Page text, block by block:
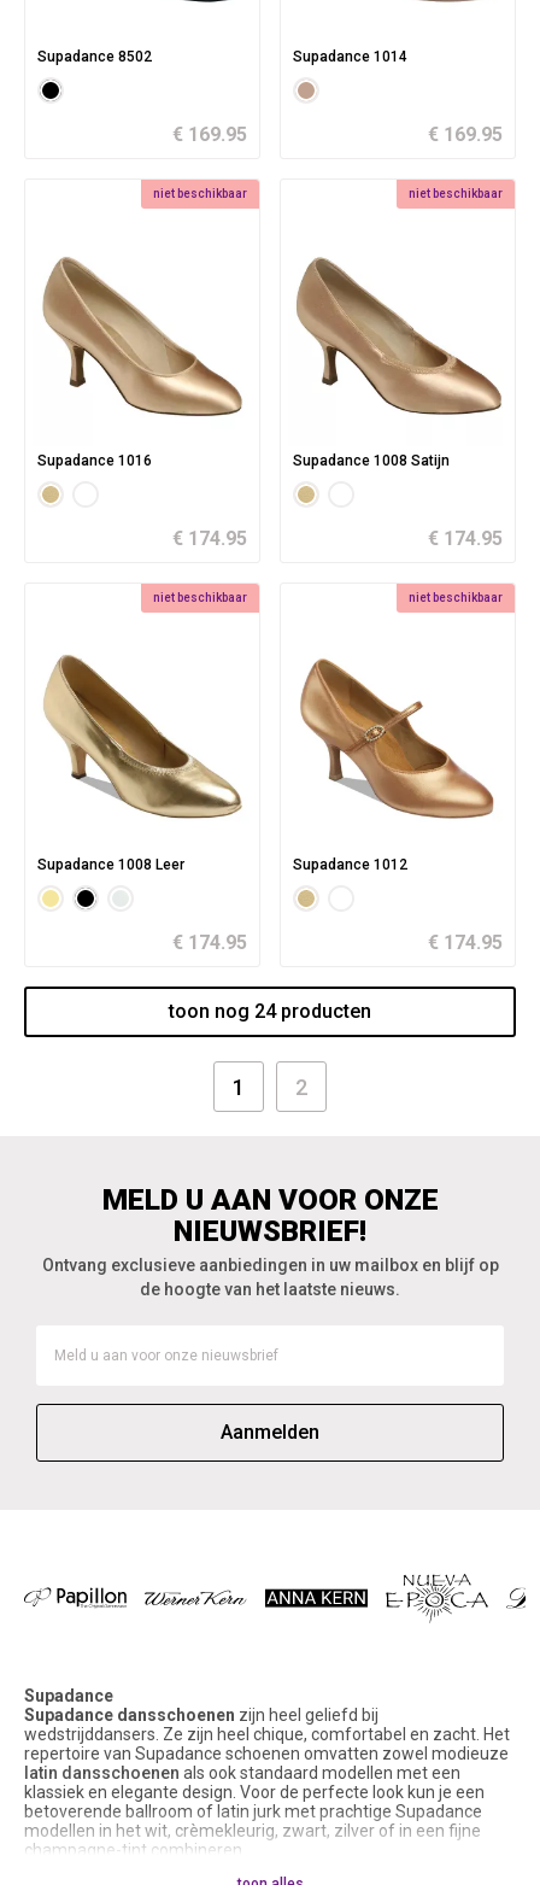
Supadance 8502
€ 169.95
Supadance 1014
€ 169.95
niet beschikbaar
Supadance 1016
€ 174.95
niet beschikbaar
Supadance 1008 Satijn
€ 174.95
niet beschikbaar
Supadance 1008 Leer
€ 174.95
niet beschikbaar
Supadance 1012
€ 174.95
toon nog 24 producten
1 2
MELD U AAN VOOR ONZE
NIEUWSBRIEF!
Ontvang exclusieve aanbiedingen in uw mailbox en blijf op
de hoogte van het laatste nieuws.
Aanmelden
Supadance
Supadance dansschoenen zijn heel geliefd bij
wedstrijddansers. Ze zijn heel chique, comfortabel en zacht. Het
repertoire van Supadance schoenen omvatten zowel modieuze
latin dansschoenen als ook standaard modellen met een
klassiek en elegante design. Voor de perfecte look kun je een
betoverende ballroom of latin jurk met prachtige Supadance
modellen in het wit, crèmekleurig, zwart, zilver of in een fijne
champagne-tint combineren.